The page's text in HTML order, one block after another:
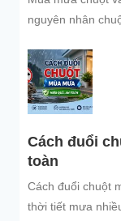
nguyên nhân
bảo vệ không
Cách đuổi
toàn
Cách đuổi chuột
thời tiết mưa